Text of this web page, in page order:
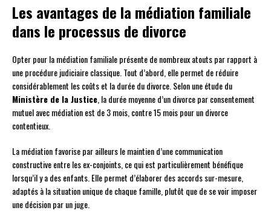
Les avantages de la médiation familiale
dans le processus de divorce
Opter pour la médiation familiale présente de nombreux atouts par rapport à
une procédure judiciaire classique. Tout d’abord, elle permet de réduire
considérablement les coûts et la durée du divorce. Selon une étude du
Ministère de la Justice , la durée moyenne d’un divorce par consentement
mutuel avec médiation est de 3 mois, contre 15 mois pour un divorce
contentieux.
La médiation favorise par ailleurs le maintien d’une communication
constructive entre les ex-conjoints, ce qui est particulièrement bénéfique
lorsqu’il y a des enfants. Elle permet d’élaborer des accords sur-mesure,
adaptés à la situation unique de chaque famille, plutôt que de se voir imposer
une décision par un juge.